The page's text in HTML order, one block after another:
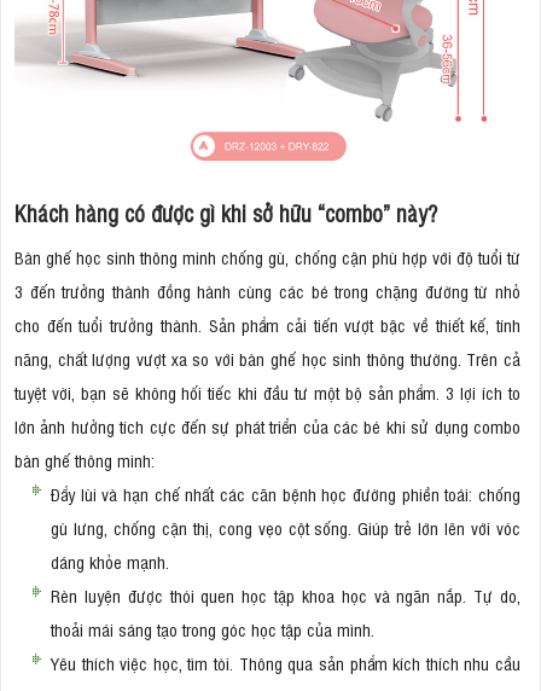
Khách hàng có được gì khi sở hữu “combo” này?
Bàn ghế học sinh thông minh chống gù, chống cận phù hợp với độ tuổi từ
3 đến trưởng thành đồng hành cùng các bé trong chặng đường từ nhỏ
cho đến tuổi trưởng thành. Sản phẩm cải tiến vượt bậc về thiết kế, tính
năng, chất lượng vượt xa so với bàn ghế học sinh thông thường. Trên cả
tuyệt vời, bạn sẽ không hối tiếc khi đầu tư một bộ sản phẩm. 3 lợi ích to
lớn ảnh hưởng tích cực đến sự phát triển của các bé khi sử dụng combo
bàn ghế thông minh:
Đẩy lùi và hạn chế nhất các căn bệnh học đường phiền toái: chống
gù lưng, chống cận thị, cong vẹo cột sống. Giúp trẻ lớn lên với vóc
dáng khỏe mạnh.
Rèn luyện được thói quen học tập khoa học và ngăn nắp. Tự do,
thoải mái sáng tạo trong góc học tập của mình.
Yêu thích việc học, tìm tòi. Thông qua sản phẩm kích thích nhu cầu